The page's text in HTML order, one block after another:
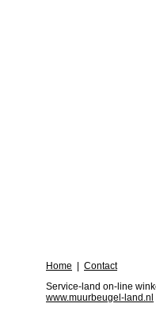
Home
Contact
Service-land on-line
www.muurbeugel-land.nl